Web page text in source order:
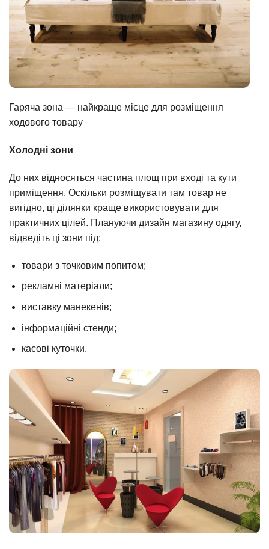
Гаряча зона — найкраще місце для розміщення
ходового товару
Холодні зони
До них відносяться частина площ при вході та кути
приміщення. Оскільки розміщувати там товар не
вигідно, ці ділянки краще використовувати для
практичних цілей. Плануючи дизайн магазину одягу,
відведіть ці зони під:
товари з точковим попитом;
рекламні матеріали;
виставку манекенів;
інформаційні стенди;
касові куточки.